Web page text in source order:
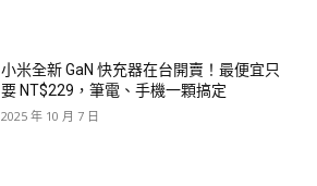
小米全新 GaN 快充器在台開賣！最便宜只
要 NT$229，筆電、手機一顆搞定
2025 年 10 月 7 日